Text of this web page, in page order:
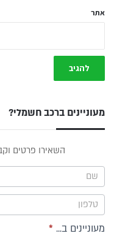
אתר
מעוניינים ברכב חשמלי?
תפריט
צד
השאירו פרטים
מעוניינים ב... *